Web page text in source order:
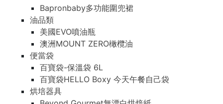
Bapronbaby多功能圍兜裙
油品類
美國EVO噴油瓶
澳洲MOUNT ZERO橄欖油
便當袋
百寶袋-保溫袋 6L
百寶袋HELLO Boxy 今天午餐自己袋
烘培器具